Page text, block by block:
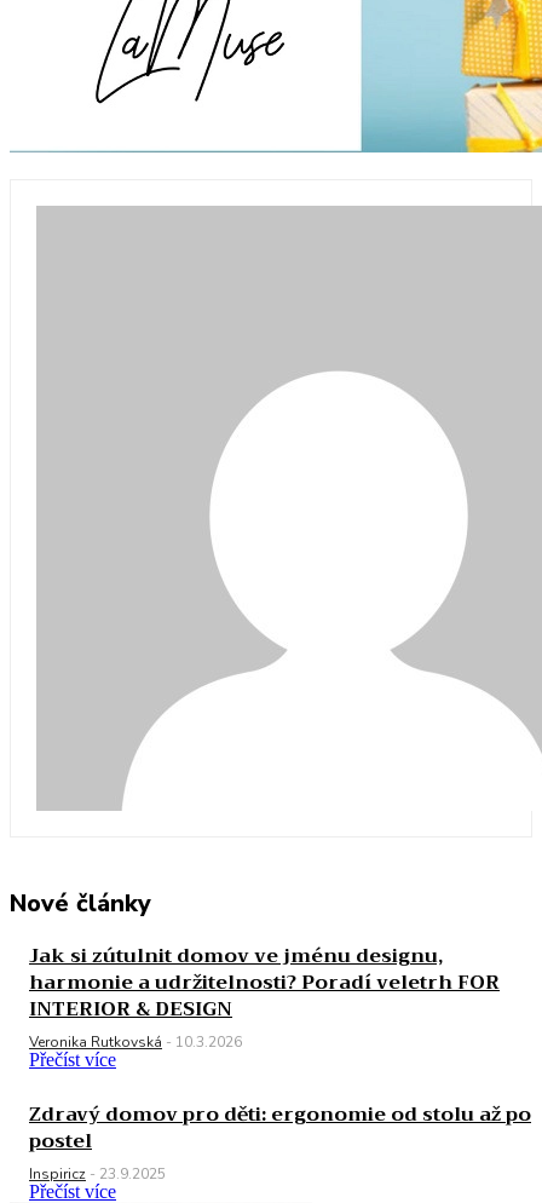
Nové články
Jak si zútulnit domov ve jménu designu,
harmonie a udržitelnosti? Poradí veletrh FOR
INTERIOR & DESIGN
Veronika Rutkovská - 10.3.2026
Přečíst více
Zdravý domov pro děti: ergonomie od stolu až po
postel
Inspiricz - 23.9.2025
Přečíst více